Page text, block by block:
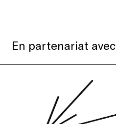
En partenariat avec